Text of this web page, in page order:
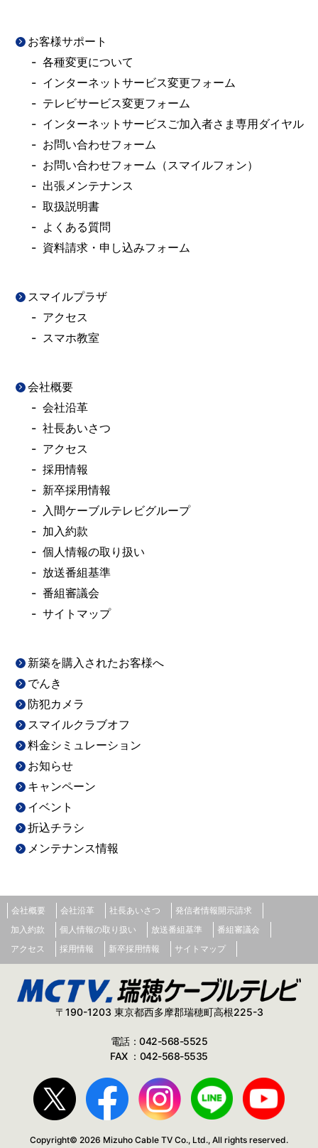
お客様サポート
各種変更について
インターネットサービス変更フォーム
テレビサービス変更フォーム
インターネットサービスご加入者さま専用ダイヤル
お問い合わせフォーム
お問い合わせフォーム（スマイルフォン）
出張メンテナンス
取扱説明書
よくある質問
資料請求・申し込みフォーム
スマイルプラザ
アクセス
スマホ教室
会社概要
会社沿革
社長あいさつ
アクセス
採用情報
新卒採用情報
入間ケーブルテレビグループ
加入約款
個人情報の取り扱い
放送番組基準
番組審議会
サイトマップ
新築を購入されたお客様へ
でんき
防犯カメラ
スマイルクラブオフ
料金シミュレーション
お知らせ
キャンペーン
イベント
折込チラシ
メンテナンス情報
会社概要 会社沿革 社長あいさつ
発信者情報開示請求
加入約款
個人情報の取り扱い 放送番組基準
番組審議会
アクセス
採用情報 新卒採用情報 サイトマップ
〒190-1203 東京都西多摩郡瑞穂町高根225-3
電話：042-568-5525
FAX ：042-568-5535
Copyright© 2026 Mizuho Cable TV Co., Ltd., All rights reserved.